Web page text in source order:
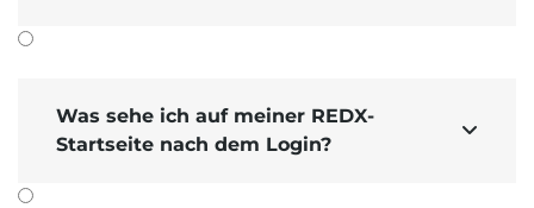
Was sehe ich auf meiner REDX-
Startseite nach dem Login?
